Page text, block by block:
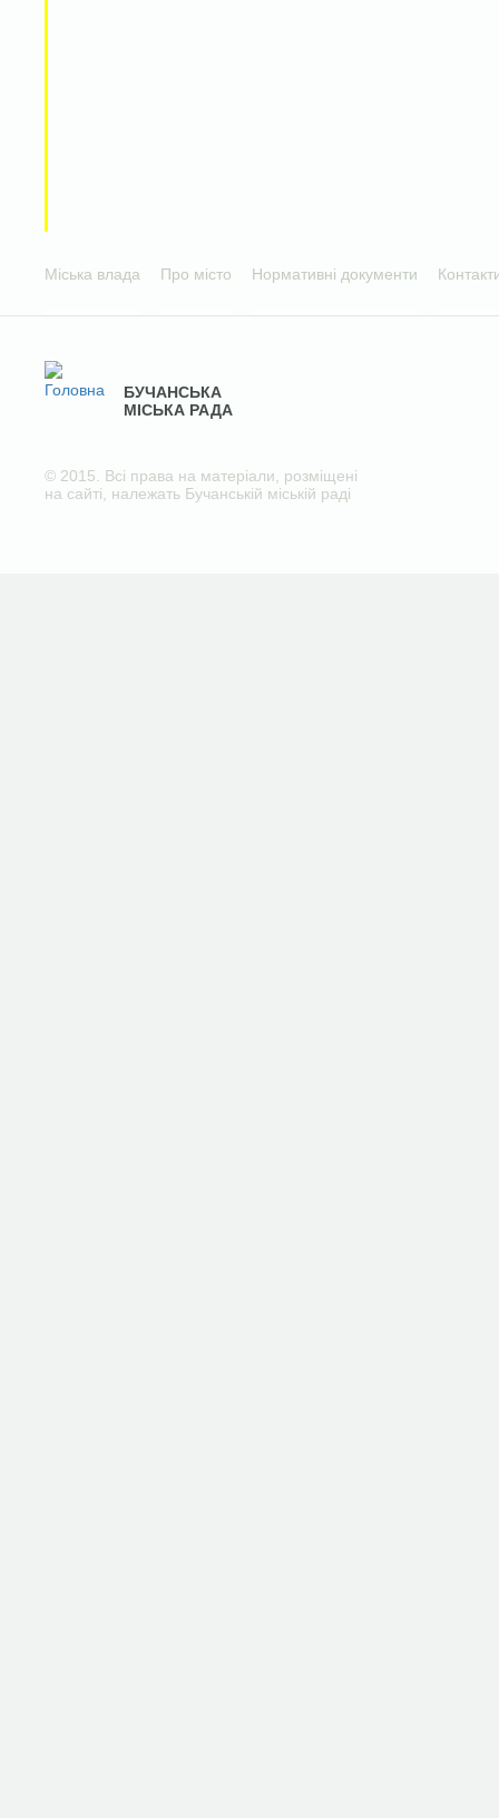
Міська влада Про місто Нормативні документи
БУЧАНСЬКА
МІСЬКА РАДА
© 2015. Всі права на матеріали, розміщені
на сайті, належать Бучанській міській раді